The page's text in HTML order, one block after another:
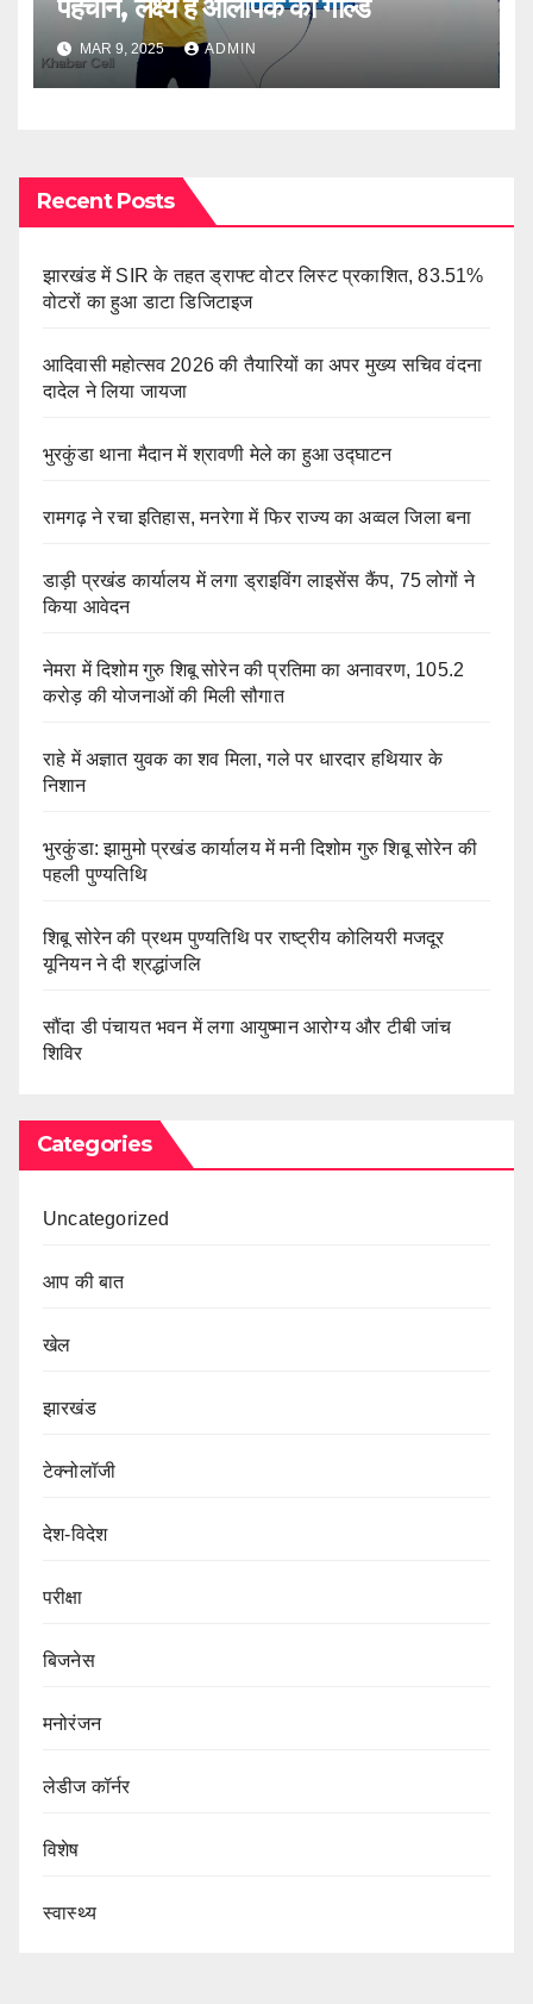
पहचान, लक्ष्य है ओलंपिक का गोल्ड
MAR 9, 2025 ADMIN
Recent Posts
झारखंड में SIR के तहत ड्राफ्ट वोटर लिस्ट प्रकाशित, 83.51%
वोटरों का हुआ डाटा डिजिटाइज
आदिवासी महोत्सव 2026 की तैयारियों का अपर मुख्य सचिव वंदना
दादेल ने लिया जायजा
भुरकुंडा थाना मैदान में श्रावणी मेले का हुआ उद्घाटन
रामगढ़ ने रचा इतिहास, मनरेगा में फिर राज्य का अव्वल जिला बना
डाड़ी प्रखंड कार्यालय में लगा ड्राइविंग लाइसेंस कैंप, 75 लोगों ने
किया आवेदन
नेमरा में दिशोम गुरु शिबू सोरेन की प्रतिमा का अनावरण, 105.2
करोड़ की योजनाओं की मिली सौगात
राहे में अज्ञात युवक का शव मिला, गले पर धारदार हथियार के
निशान
भुरकुंडा: झामुमो प्रखंड कार्यालय में मनी दिशोम गुरु शिबू सोरेन की
पहली पुण्यतिथि
शिबू सोरेन की प्रथम पुण्यतिथि पर राष्ट्रीय कोलियरी मजदूर
यूनियन ने दी श्रद्धांजलि
सौंदा डी पंचायत भवन में लगा आयुष्मान आरोग्य और टीबी जांच
शिविर
Categories
Uncategorized
आप की बात
खेल
झारखंड
टेक्नोलॉजी
देश-विदेश
परीक्षा
बिजनेस
मनोरंजन
लेडीज कॉर्नर
विशेष
स्वास्थ्य